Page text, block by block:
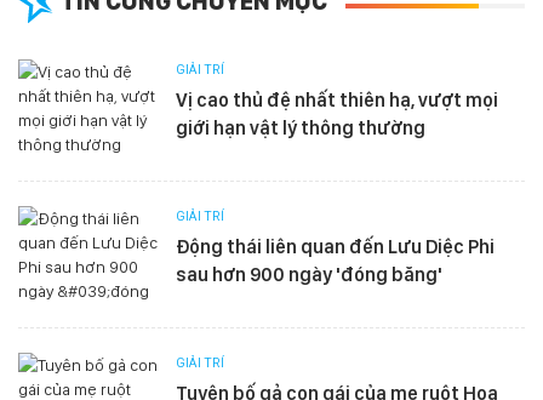
GIẢI TRÍ
Vị cao thủ đệ nhất thiên hạ, vượt mọi
giới hạn vật lý thông thường
GIẢI TRÍ
Động thái liên quan đến Lưu Diệc Phi
sau hơn 900 ngày 'đóng băng'
GIẢI TRÍ
Tuyên bố gả con gái của mẹ ruột Hoa